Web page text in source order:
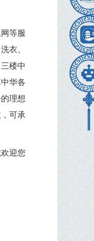
等服
衣、
楼中
华各
理想
可承
迎您